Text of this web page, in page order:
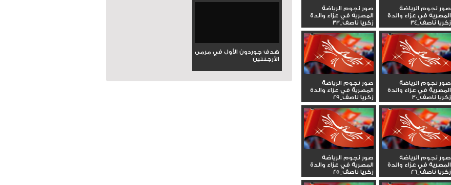
صور نجوم الرياضة
المصرية في عزاء والدة
زكريا ناصف_34
صور نجوم الرياضة
المصرية في عزاء والدة
زكريا ناصف_33
صور نجوم الرياضة
المصرية في عزاء والدة
زكريا ناصف_30
صور نجوم الرياضة
المصرية في عزاء والدة
زكريا ناصف_29
صور نجوم الرياضة
المصرية في عزاء والدة
زكريا ناصف_26
صور نجوم الرياضة
المصرية في عزاء والدة
زكريا ناصف_25
هدف جوردون الأول في مرمى
الأرجنتين